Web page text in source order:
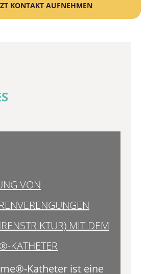
KONTAKT AUFNEHMEN
VON
MIT DEM
KATHETER
Katheter ist eine